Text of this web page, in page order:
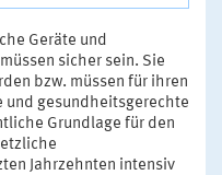
Geräte und
sicher sein. Sie
bzw. müssen für ihren
und gesundheitsgerechte
Grundlage für den
Jahrzehnten intensiv